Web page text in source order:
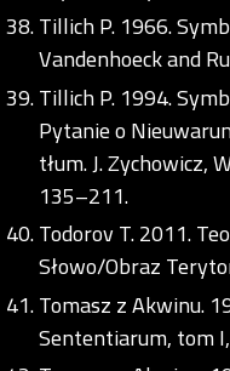
Tillich P. 1966.
Vandenhoeck and
Tillich P. 1994.
Pytanie o
tłum. J. Zychowicz,
135–211.
Todorov T. 2011.
Słowo/Obraz
Tomasz z Akwinu.
Sententiarum, tom